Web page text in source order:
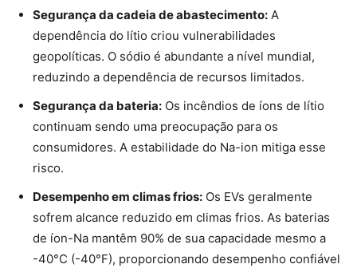
Segurança da cadeia de abastecimento: A
dependência do lítio criou vulnerabilidades
geopolíticas. O sódio é abundante a nível mundial,
reduzindo a dependência de recursos limitados.
Segurança da bateria: Os incêndios de íons de lítio
continuam sendo uma preocupação para os
consumidores. A estabilidade do Na-ion mitiga esse
risco.
Desempenho em climas frios: Os EVs geralmente
sofrem alcance reduzido em climas frios. As baterias
de íon-Na mantêm 90% de sua capacidade mesmo a
-40°C (-40°F), proporcionando desempenho confiável